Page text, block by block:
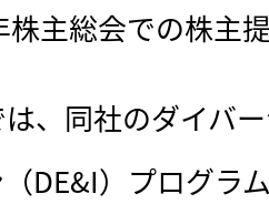
株主総会での株主
、 同社のダイバ
DE&I）プログラ